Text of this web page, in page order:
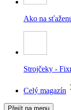
Ako na
Strojčeky -
Celý magazín
Přejít na menu